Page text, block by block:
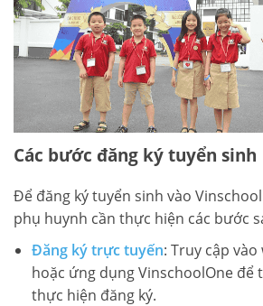
Các bước đăng ký tuyển sinh
Để đăng ký tuyển sinh vào Vinschool
phụ huynh cần thực hiện các bước
Đăng ký trực tuyến: Truy cập
hoặc ứng dụng VinschoolOne để
thực hiện đăng ký.